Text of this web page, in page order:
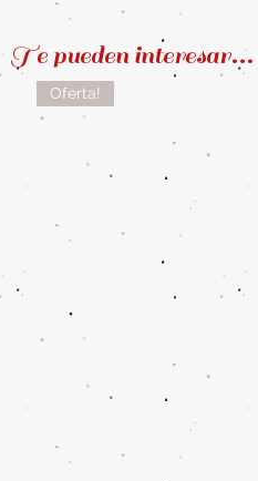
Oferta!
Te pueden interesar...